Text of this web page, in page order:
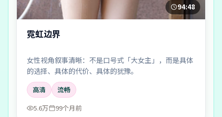
94:48
霓虹边界
女性视角叙事清晰：不是口号式「大女主」，而是具体
的选择、具体的代价、具体的犹豫。
高清
流畅
5.6万
99个月前